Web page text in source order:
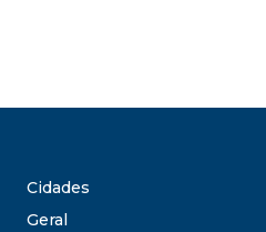
Cidades
Geral